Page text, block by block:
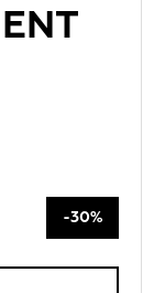
-30%